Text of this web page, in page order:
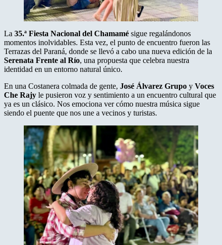
La 35.ª Fiesta Nacional del Chamamé sigue regalándonos
momentos inolvidables. Esta vez, el punto de encuentro fueron las
Terrazas del Paraná, donde se llevó a cabo una nueva edición de la
Serenata Frente al Río, una propuesta que celebra nuestra
identidad en un entorno natural único.
En una Costanera colmada de gente, José Álvarez Grupo y Voces
Che Rajy le pusieron voz y sentimiento a un encuentro cultural que
ya es un clásico. Nos emociona ver cómo nuestra música sigue
siendo el puente que nos une a vecinos y turistas.